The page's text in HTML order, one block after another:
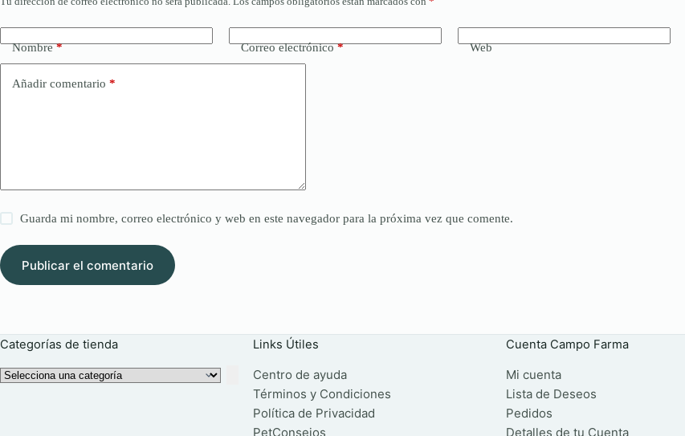
Nombre* Correo electrónico* Web
Añadir comentario *
Guarda mi nombre, correo electrónico y web en este navegador para la próxima vez que comente.
Publicar el comentario
Categorías de tienda
Selecciona
Links Útiles
Centro de ayuda
Términos y Condiciones
Política de Privacidad
PetConsejos
Cuenta Campo Farma
Mi cuenta
Lista de Deseos
Pedidos
Detalles de tu Cuenta